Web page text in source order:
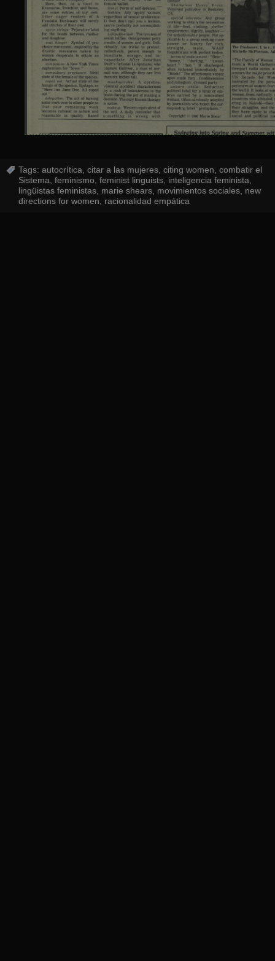
Tags: autocrítica, citar a las mujeres, citing women, combatir el
Sistema, feminismo, feminist linguists, inteligencia feminista,
lingüistas feministas, marie shears, movimientos sociales, new
directions for women, racionalidad empática